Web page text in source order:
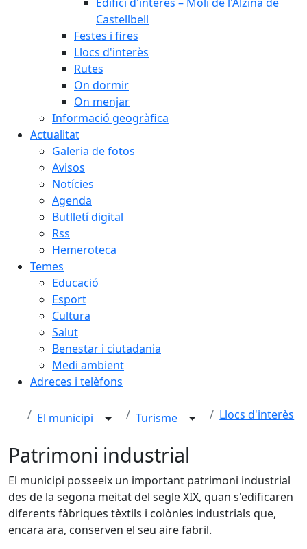
Castellbell
Festes i fires
Llocs d'interès
Rutes
On dormir
On menjar
Informació geogràfica
Actualitat
Galeria de fotos
Avisos
Notícies
Agenda
Butlletí digital
Rss
Hemeroteca
Temes
Educació
Esport
Cultura
Salut
Benestar i ciutadania
Medi ambient
Adreces i telèfons
El municipi Turisme Llocs d'interès
Patrimoni industrial
El municipi posseeix un important patrimoni industrial
des de la segona meitat del segle XIX, quan s'edificaren
diferents fàbriques tèxtils i colònies industrials que,
encara ara, conserven el seu aire fabril.